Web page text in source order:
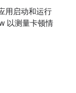
用启动和运行
以测量卡顿情